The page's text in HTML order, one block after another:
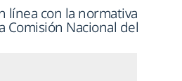
línea con la normativa
Comisión Nacional del